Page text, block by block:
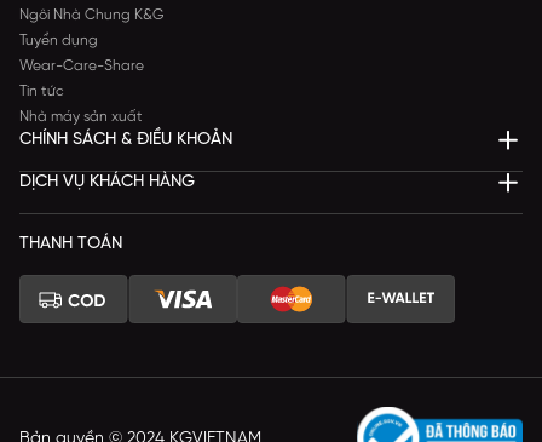
Ngôi Nhà Chung K&G
Tuyển dụng
Wear-Care-Share
Tin tức
Nhà máy sản xuất
CHÍNH SÁCH & ĐIỀU KHOẢN
DỊCH VỤ KHÁCH HÀNG
THANH TOÁN